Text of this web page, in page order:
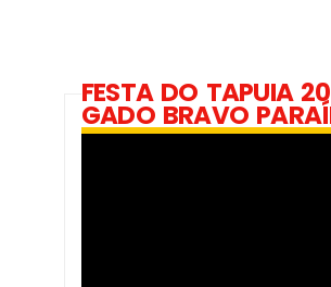
FESTA DO TAPUIA
GADO BRAVO